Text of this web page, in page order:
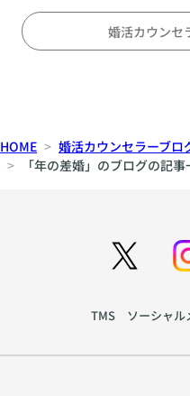
メ
婚活カウンセ
HOME
婚活カウンセラーブロ
「年の差婚」のブログの記事
TMS ソーシャル